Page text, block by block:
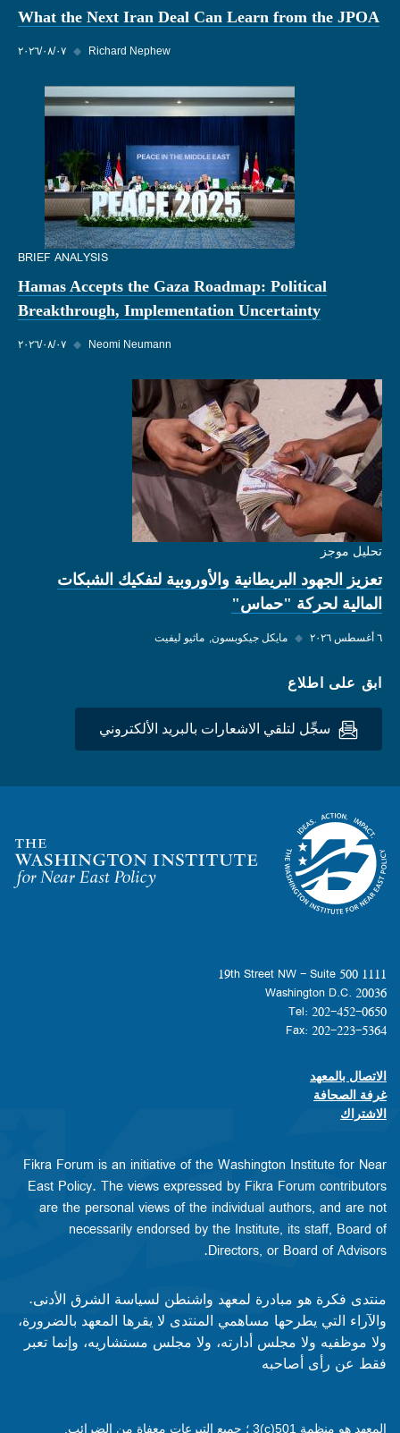
What the Next Iran Deal Can Learn from the JPOA
٠٧‏/٠٨‏/٢٠٢٦ ◆ Richard Nephew
BRIEF ANALYSIS
Hamas Accepts the Gaza Roadmap: Political
Breakthrough, Implementation Uncertainty
٠٧‏/٠٨‏/٢٠٢٦ ◆ Neomi Neumann
تحليل موجز
تعزيز الجهود البريطانية والأوروبية لتفكيك الشبكات
المالية لحركة "حماس"
٦ أغسطس ٢٠٢٦ ◆ مايكل جيكوبسون ماثيو ليفيت
ابق على اطلاع
سجِّل لتلقي الاشعارات بالبريد الألكتروني
Homepage
1111 19th Street NW - Suite 500
Washington D.C. 20036
Tel: 202-452-0650
Fax: 202-223-5364
Footer contact links
الاتصال بالمعهد
غرفة الصحافة
الاشتراك
Fikra Forum is an initiative of the Washington Institute for Near
East Policy. The views expressed by Fikra Forum contributors
are the personal views of the individual authors, and are not
necessarily endorsed by the Institute, its staff, Board of
Directors, or Board of Advisors.​​
منتدى فكرة هو مبادرة لمعهد واشنطن لسياسة الشرق الأدنى.
والآراء التي يطرحها مساهمي المنتدى لا يقرها المعهد بالضرورة،
ولا موظفيه ولا مجلس أدارته، ولا مجلس مستشاريه، وإنما تعبر
فقط عن رأى أصاحبه
المعهد هو منظمة 501(c)3 ؛ جميع التبرعات معفاة من الضرائب.